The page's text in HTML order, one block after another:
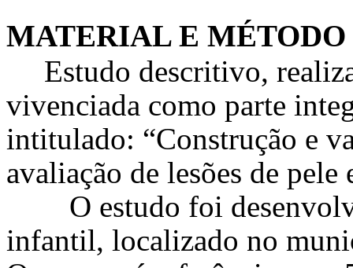
MATERIAL E MÉTODO
Estudo descritivo,
vivenciada como parte
intitulado: “Construção e
avaliação de lesões de
O estudo foi
infantil, localizado no